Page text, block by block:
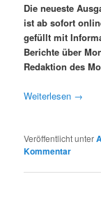
Die neueste
ist ab sofort
gefüllt mit
Berichte über
Redaktion des
Weiterlesen →
Veröffentlicht unter
Kommentar